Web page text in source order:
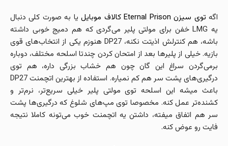
اگه توی سیزن Eternal Prison کالاف موبایل
یا به صورت کلی دنبال
یه LMG خفن برای مولتی پلیر می‌گردی که هم دمیج خوبی داشته
باشه، هم کنترلش اذیتت نکنه، DP27 هنوزم یکی از انتخاب‌های قوی
بازیه. خیلی از پلیرها بعد از امتحان کردن چندتا اسلحه مختلف، دوباره
برمی‌گردن سراغ این گان چون هم خشاب بزرگی داره، هم توی
درگیری‌های پشت سر هم کم نمیاره. استفاده از بهترین اتچمنت DP27
باعث میشه این اسلحه توی مولتی پلیر خیلی سریع‌تر، نرم‌تر و
کشنده‌تر عمل کنه. مخصوصا توی مپ‌های شلوغ که درگیری‌ها پشت
سر هم اتفاق میفته، داشتن یه اتچمنت خوب می‌تونه کاملا نتیجه
فایت رو عوض کنه.